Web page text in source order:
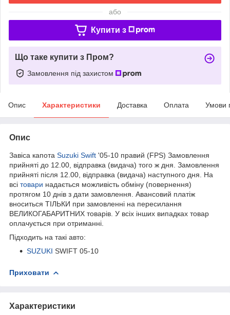
або
Купити з
Що таке купити з Пром?
Замовлення під захистом
Опис Характеристики Доставка Оплата Умови
Опис
Завіса капота Suzuki Swift '05-10 правий (FPS) Замовлення
прийняті до 12.00, відправка (видача) того ж дня. Замовлення
прийняті після 12.00, відправка (видача) наступного дня. На
всі товари надається можливість обміну (повернення)
протягом 10 днів з дати замовлення. Авансовий платіж
вноситься ТІЛЬКИ при замовленні на пересилання
ВЕЛИКОГАБАРИТНИХ товарів. У всіх інших випадках товар
оплачується при отриманні.
Підходить на такі авто:
SUZUKI SWIFT 05-10
Приховати
Характеристики